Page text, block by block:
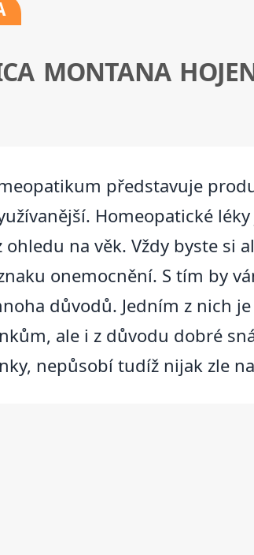
MONTANA
představuje
Homeopatické
ohledu na věk. Vždy byste si
onemocnění. S tím by
důvodů. Jedním z nich
ale i z důvodu dobré
nepůsobí tudíž nijak zle